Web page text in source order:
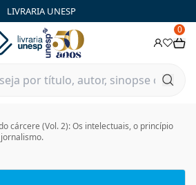
LIVRARIA UNESP
0
cárcere (Vol. 2): Os intelectuais, o princípio